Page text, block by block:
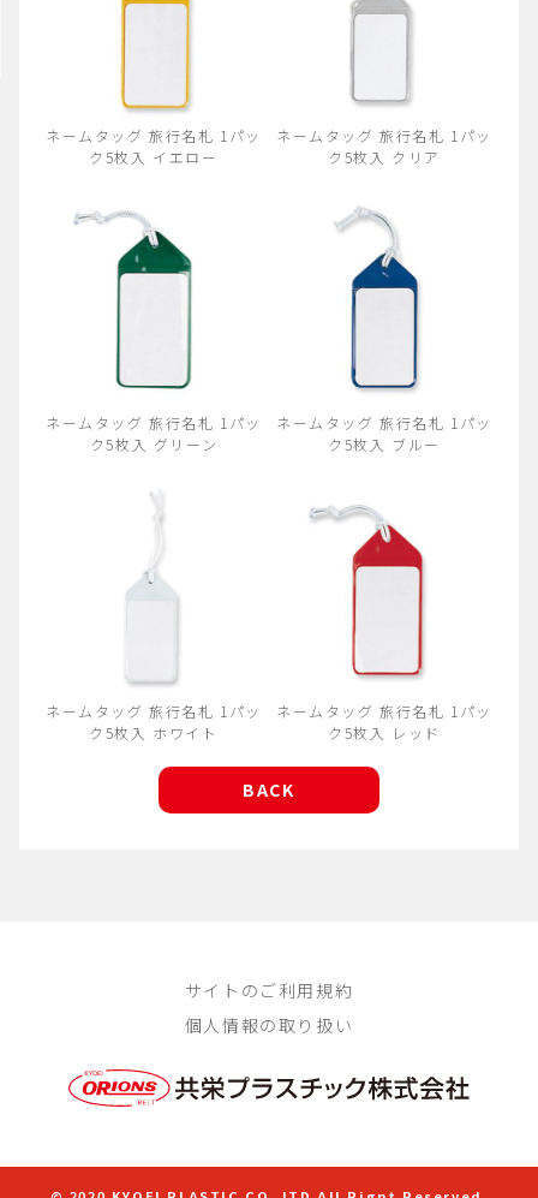
ネームタッグ 旅行名札 1パッ
ク5枚入 イエロー
ネームタッグ 旅行名札 1パッ
ク5枚入 クリア
ネームタッグ 旅行名札 1パッ
ク5枚入 グリーン
ネームタッグ 旅行名札 1パッ
ク5枚入 ブルー
ネームタッグ 旅行名札 1パッ
ク5枚入 ホワイト
ネームタッグ 旅行名札 1パッ
ク5枚入 レッド
BACK
サイトのご利用規約
個人情報の取り扱い